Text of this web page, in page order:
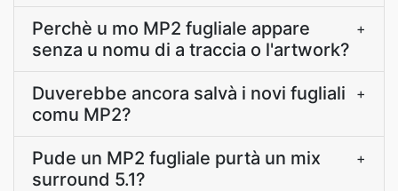
Perchè u mo MP2 fugliale appare
senza u nomu di a traccia o l'artwork?
+
Duverebbe ancora salvà i novi fugliali
comu MP2?
+
Pude un MP2 fugliale purtà un mix
surround 5.1?
+